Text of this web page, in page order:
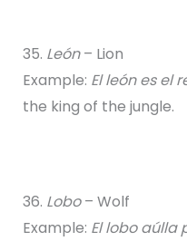
35. León– Lion
Example: El león es el
the king of the jungle.
36. Lobo– Wolf
Example: El lobo aúlla